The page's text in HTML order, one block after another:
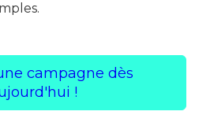
campagne dès
!